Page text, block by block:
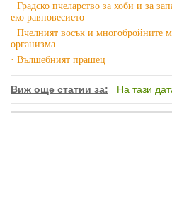
· Градско пчеларство за хоби и за
еко равновесието
· Пчелният восък и многобройните
организма
· Вълшебният прашец
Виж още статии за: На тази